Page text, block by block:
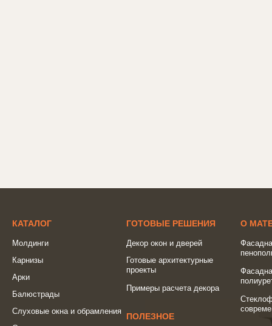
КАТАЛОГ
Молдинги
Карнизы
Арки
Балюстрады
Слуховые окна и обрамления
ГОТОВЫЕ РЕШЕНИЯ
Декор окон и дверей
Готовые архитектурные
проекты
Примеры расчета декора
ПОЛЕЗНОЕ
О